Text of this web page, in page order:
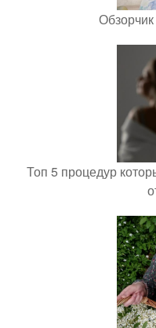
Топ 5 процедур